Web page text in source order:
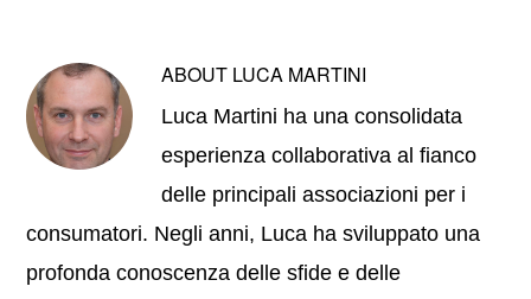
ABOUT LUCA MARTINI
Luca Martini ha una consolidata
esperienza collaborativa al fianco
delle principali associazioni per i
consumatori. Negli anni, Luca ha sviluppato una
profonda conoscenza delle sfide e delle